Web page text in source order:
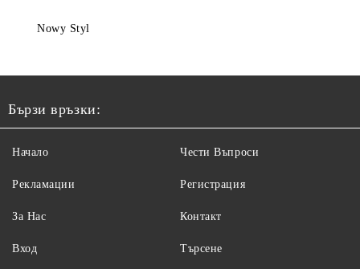
Nowy Styl
Бързи връзки:
Начало
Рекламации
За Нас
Вход
Чести Въпроси
Регистрация
Контакт
Търсене